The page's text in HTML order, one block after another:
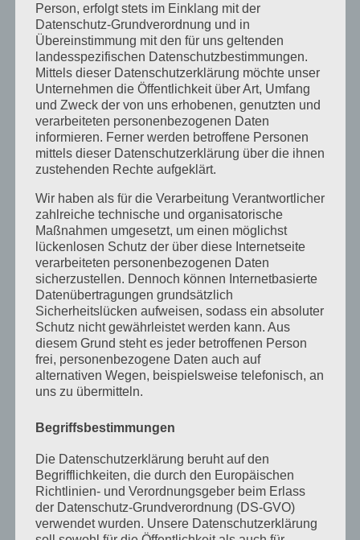
Dezember 2024
September 2024
August 2024
April 2024
März 2024
Januar 2024
Dezember 2023
November 2023
Oktober 2023
September 2023
Juli 2023
Juni 2023
Mai 2023
April 2023
März 2023
Februar 2023
Dezember 2022
November 2022
Person, erfolgt stets im Einklang mit der
Datenschutz-Grundverordnung und in
Übereinstimmung mit den für uns geltenden
landesspezifischen Datenschutzbestimmungen.
Mittels dieser Datenschutzerklärung möchte unser
Unternehmen die Öffentlichkeit über Art, Umfang
und Zweck der von uns erhobenen, genutzten und
verarbeiteten personenbezogenen Daten
informieren. Ferner werden betroffene Personen
mittels dieser Datenschutzerklärung über die ihnen
zustehenden Rechte aufgeklärt.
Wir haben als für die Verarbeitung Verantwortlicher
zahlreiche technische und organisatorische
Maßnahmen umgesetzt, um einen möglichst
lückenlosen Schutz der über diese Internetseite
verarbeiteten personenbezogenen Daten
sicherzustellen. Dennoch können Internetbasierte
Datenübertragungen grundsätzlich
Sicherheitslücken aufweisen, sodass ein absoluter
Schutz nicht gewährleistet werden kann. Aus
diesem Grund steht es jeder betroffenen Person
frei, personenbezogene Daten auch auf
alternativen Wegen, beispielsweise telefonisch, an
uns zu übermitteln.
Begriffsbestimmungen
Die Datenschutzerklärung beruht auf den
Begrifflichkeiten, die durch den Europäischen
Richtlinien- und Verordnungsgeber beim Erlass
der Datenschutz-Grundverordnung (DS-GVO)
verwendet wurden. Unsere Datenschutzerklärung